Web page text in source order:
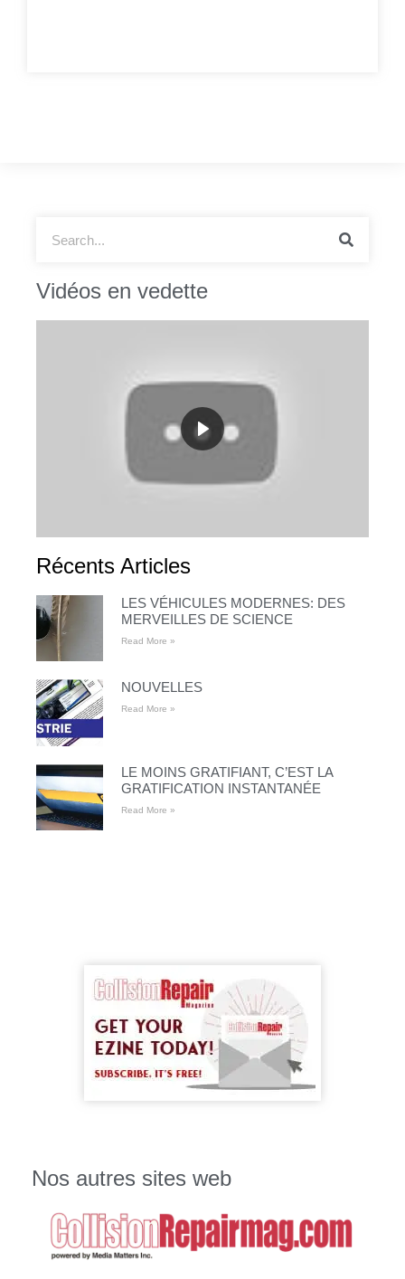
Vidéos en vedette
Récents Articles
LES VÉHICULES MODERNES: DES
MERVEILLES DE SCIENCE
Read More »
NOUVELLES
Read More »
LE MOINS GRATIFIANT, C’EST LA
GRATIFICATION INSTANTANÉE
Read More »
Nos autres sites web